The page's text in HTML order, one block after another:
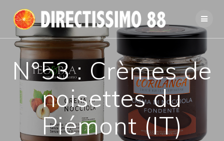
au
contenu
N°53 : Crèmes de
noisettes du
Piémont (IT)